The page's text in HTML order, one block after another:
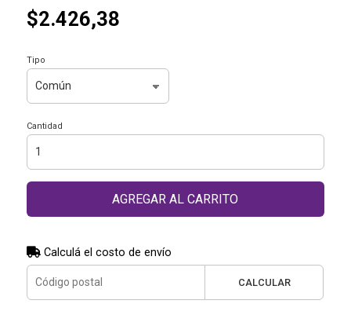
$2.426,38
Tipo
Cantidad
AGREGAR AL CARRITO
Calculá el costo de envío
CALCULAR